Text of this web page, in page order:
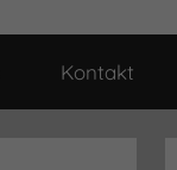
Kontakt